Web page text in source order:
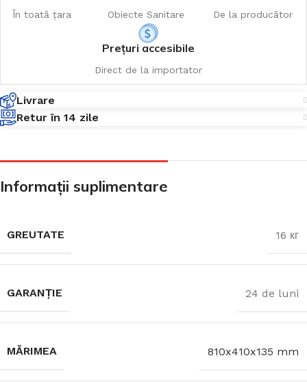
În toată țara Obiecte Sanitare De la producător
Prețuri accesibile
Direct de la importator
Livrare
Retur în 14 zile
Informații suplimentare
GREUTATE 16 кг
GARANȚIE 24 de luni
MĂRIMEA 810x410x135 mm